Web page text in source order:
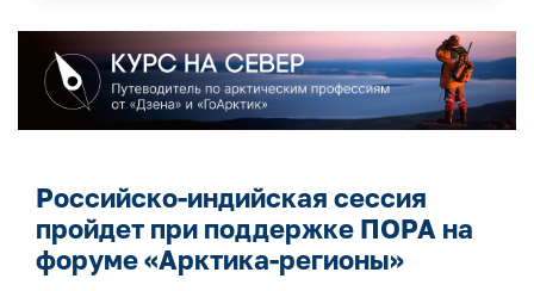
Российско-индийская сессия
пройдет при поддержке ПОРА на
форуме «Арктика-регионы»